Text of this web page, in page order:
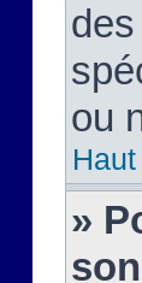
ou
Haut
»